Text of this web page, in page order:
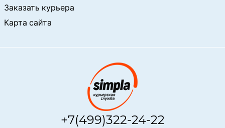
+7(499)322-24-22
Заказать курьера
Карта сайта